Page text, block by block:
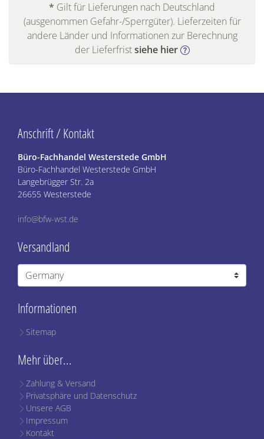
* Gilt für Lieferungen nach Deutschland
(ausgenommen Gefahr-/Sperrgüter). Lieferzeiten für
andere Länder und Informationen zur Berechnung
der Lieferfristsiehe hier
Informationen
Sitemap
Mehr über...
Zahlung & Versand
Privatsphäre und Datenschutz
Unsere AGB
Impressum
Kontakt
Anschrift / Kontakt
Büro-Fachhandel Westerstede GmbH
Büro-Fachhandel Westerstede GmbH
Langebrügger Str. 2a
26655 Westerstede
info@bfw-wst.de
Versandland